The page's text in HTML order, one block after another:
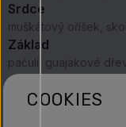
Srdce
muškátový oříšek,
Základ
pačuli, guajakové
Antonio Puig
COOKIES